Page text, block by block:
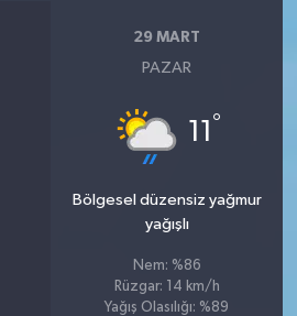
29 MART
PAZAR
11 °
Bölgesel düzensiz yağmur
yağışlı
Nem: %86
Rüzgar: 14 km/h
Yağış Olasılığı: %89